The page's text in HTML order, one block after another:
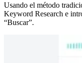
Usando el método
Keyword Research e
“Buscar”.